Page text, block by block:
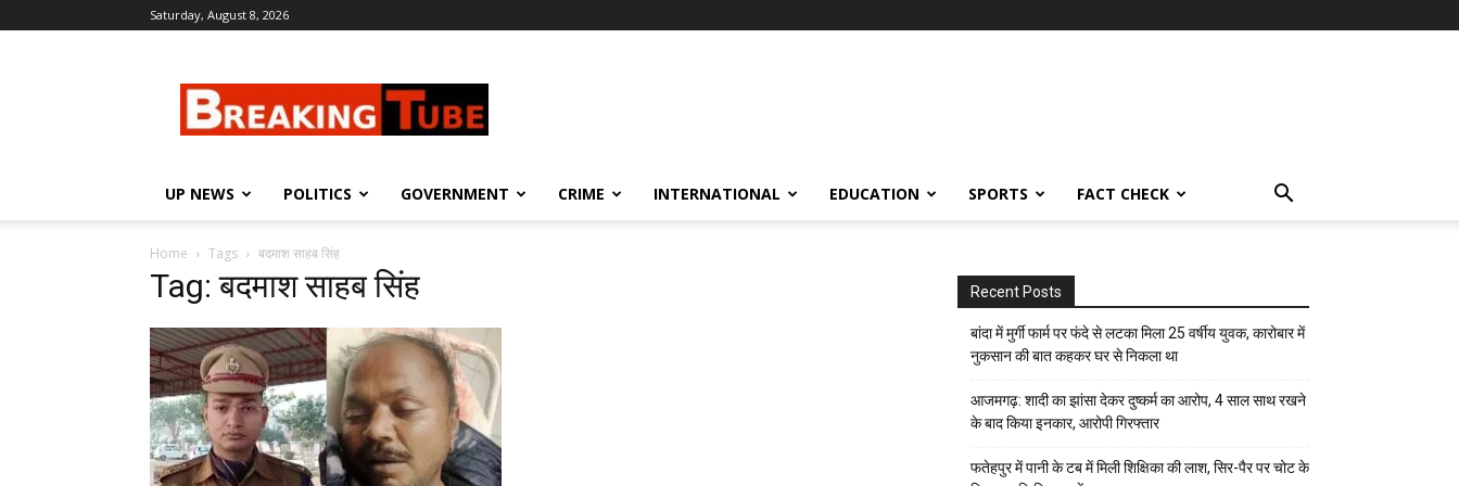
Saturday, August 8, 2026
UP NEWS POLITICS GOVERNMENT CRIME INTERNATIONAL EDUCATION SPORTS FACT CHECK
Home Tags बदमाश साहब सिंह
Tag: बदमाश साहब सिंह Recent Posts
बांदा में मुर्गी फार्म पर फंदे से लटका मिला 25 वर्षीय युवक, कारोबार में
नुकसान की बात कहकर घर से निकला था
आजमगढ़: शादी का झांसा देकर दुष्कर्म का आरोप, 4 साल साथ रखने
के बाद किया इनकार, आरोपी गिरफ्तार
फतेहपुर में पानी के टब में मिली शिक्षिका की लाश, सिर-पैर पर चोट के